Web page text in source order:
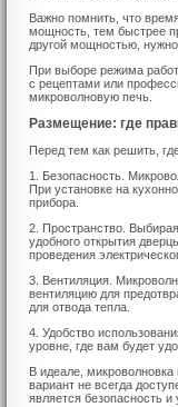
Важно помнить, что
мощность, тем быстрее
другой мощностью, нужно
При выборе режима
с рецептами или
микроволновую печь.
Размещение: где
Перед тем как решить,
1. Безопасность.
При установке на
прибора.
2. Пространство.
удобного открытия
проведения
3. Вентиляция.
вентиляцию для
для отвода тепла.
4. Удобство
уровне, где вам будет
В идеале, микроволновка
вариант не всегда
является безопасность и